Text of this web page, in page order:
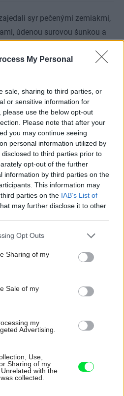
My Personal
sale, sharing to third parties, or
or sensitive information for
use the below opt-out
Please note that after your
you may continue seeing
personal information utilized by
to third parties prior to
opt-out of the further
information by third parties on the
This information may
parties on the IAB’s List of
may further disclose it to other
app uses one or more Google
behaviour. You may click to
and its third-party tags to
purposes in below Google
Opt Outs
Sharing of my
Sale of my
my
Advertising.
Use,
Sharing of my
with the
collected.
syr pečenými zemiakmi,
údenou surovou šunkou a
raclette sa dá pripraviť aj
jedlo a aj prístroj
spotrebič je vybavený
alebo udržiavať v teple
ovocie.
vrstvou. V dolnom
telesom, sú
s protipriľnavou vrstvou.
na roztopenie. Prísady treba
, obyčajne so šiestimi
na ktoré si hostia naukladajú
a vlastnej chute.